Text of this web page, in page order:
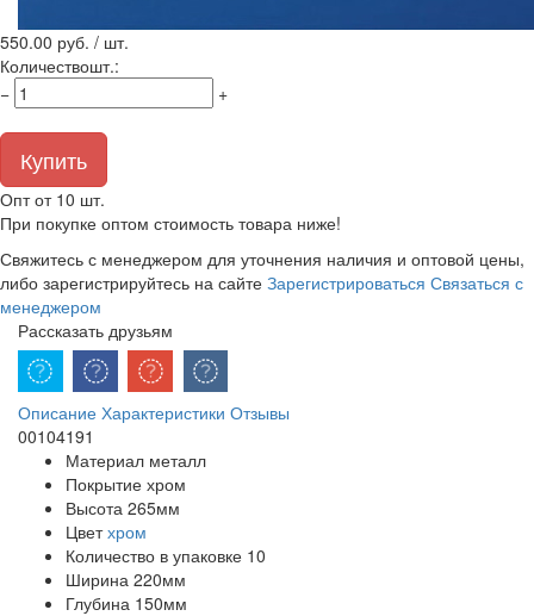
550.00 руб. / шт.
Количествошт.:
−
+
Купить
Опт от 10 шт.
При покупке оптом стоимость товара ниже!
Свяжитесь с менеджером для уточнения наличия и оптовой цены,
либо зарегистрируйтесь на сайте Зарегистрироваться Связаться с
менеджером
Рассказать друзьям
Описание Характеристики Отзывы
00104191
Материал металл
Покрытие хром
Высота 265мм
Цвет хром
Количество в упаковке 10
Ширина 220мм
Глубина 150мм